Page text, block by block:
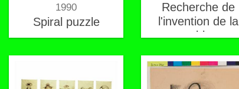
1990
Spiral puzzle
Recherche de
l'invention de la
table